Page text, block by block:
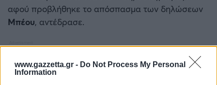
www.gazzetta.gr - Do Not Process My Personal
Information
Μπαρτσελόνα
Ατλέτικο Μαδρίτης
αφού προβλήθηκε το απόσπασμα των δηλώσεων
Μπέου, αντέδρασε.